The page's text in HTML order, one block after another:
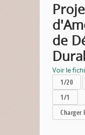
de
Voir le
1/20
1/1
Charger